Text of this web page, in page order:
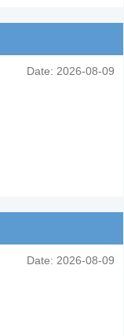
Date: 2026-08-09
Date: 2026-08-09